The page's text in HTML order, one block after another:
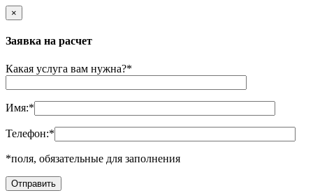
×
Заявка на расчет
Какая услуга вам нужна?*
Имя:*
Телефон:*
*поля, обязательные для заполнения